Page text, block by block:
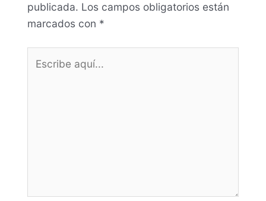
publicada. Los campos obligatorios están
marcados con *
aquí...